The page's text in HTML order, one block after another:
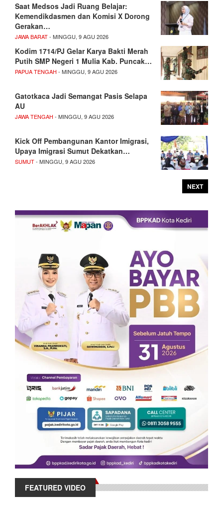
Saat Medsos Jadi Ruang Belajar:
Kemendikdasmen dan Komisi X Dorong
Gerakan…
JAWA BARAT- MINGGU, 9 AGU 2026
Kodim 1714/PJ Gelar Karya Bakti Merah
Putih SMP Negeri 1 Mulia Kab. Puncak…
PAPUA TENGAH - MINGGU, 9 AGU 2026
Gatotkaca Jadi Semangat Pasis Selapa
AU
JAWA TENGAH - MINGGU, 9 AGU 2026
Kick Off Pembangunan Kantor Imigrasi,
Upaya Imigrasi Sumut Dekatkan…
SUMUT- MINGGU, 9 AGU 2026
NEXT
FEATURED VIDEO